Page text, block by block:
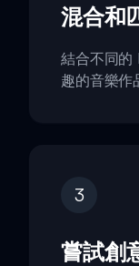
混合和
結合不同的
趣的音樂作
3
嘗試創